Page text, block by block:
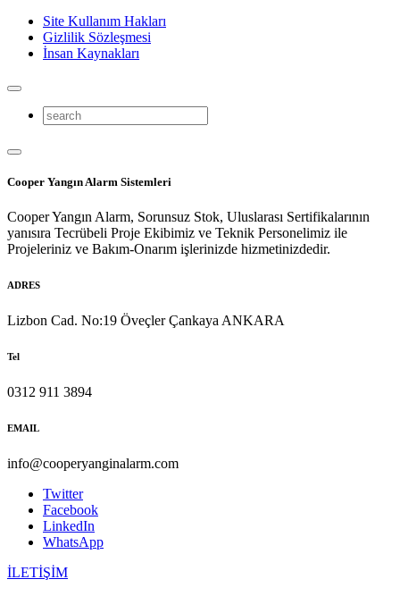
Site Kullanım Hakları
Gizlilik Sözleşmesi
İnsan Kaynakları
Cooper Yangın Alarm Sistemleri
Cooper Yangın Alarm, Sorunsuz Stok, Uluslarası Sertifikalarının
yanısıra Tecrübeli Proje Ekibimiz ve Teknik Personelimiz ile
Projeleriniz ve Bakım-Onarım işlerinizde hizmetinizdedir.
ADRES
Lizbon Cad. No:19 Öveçler Çankaya ANKARA
Tel
0312 911 3894
EMAIL
info@cooperyanginalarm.com
Twitter
Facebook
LinkedIn
WhatsApp
İLETİŞİM